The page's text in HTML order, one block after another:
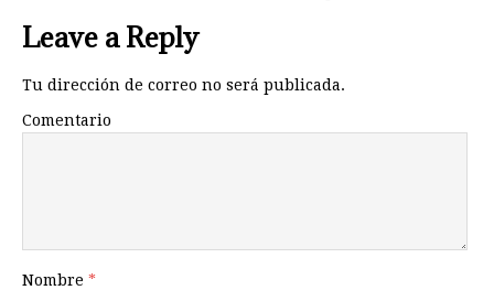
Leave a Reply
Tu dirección de correo no será publicada.
Comentario
Nombre *